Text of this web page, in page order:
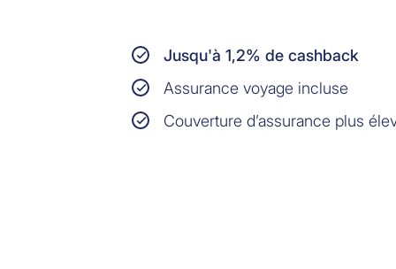
Jusqu'à 1,2% de cashback
Assurance voyage incluse
Couverture d’assurance plus